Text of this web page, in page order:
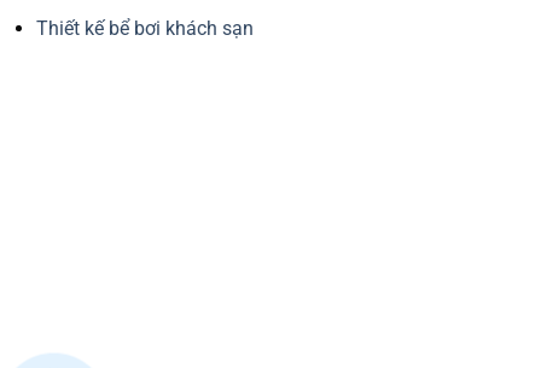
Thiết kế bể bơi khách sạn